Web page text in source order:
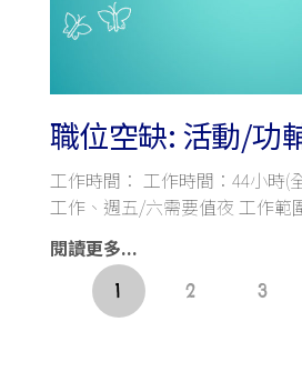
職位空缺: 活動/功
工作時間： 工作時間：44小時(
工作、週五/六需要值夜 工作範
閱讀更多...
1 2 3